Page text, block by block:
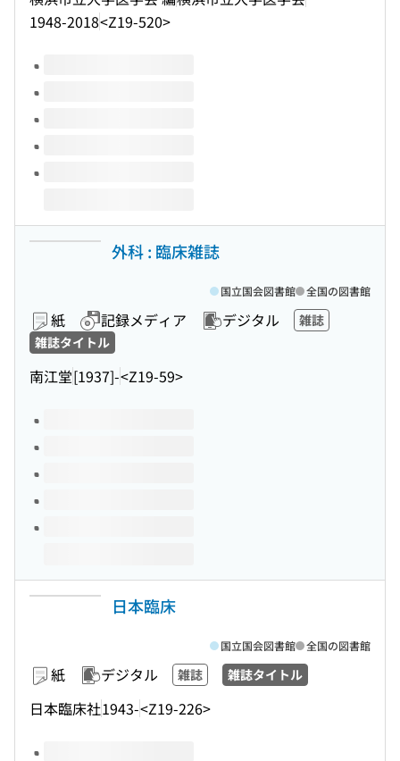
1948-2018<Z19-520>
このタイトルの巻号
外科 : 臨床雑誌
紙 記録メディア デジタル
雑誌
雑誌タイトル
南江堂[1937]-<Z19-59>
国立国会図書館 全国の図書館
このタイトルの巻号
日本臨床
紙 デジタル 雑誌 雑誌タイトル
日本臨床社1943-<Z19-226>
国立国会図書館 全国の図書館
このタイトルの巻号